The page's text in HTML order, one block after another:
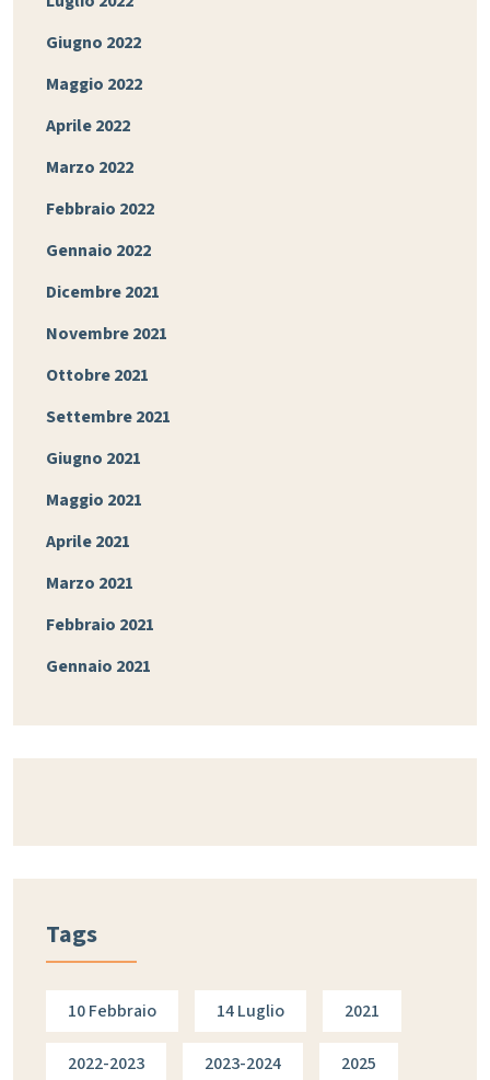
Giugno 2022
Maggio 2022
Aprile 2022
Marzo 2022
Febbraio 2022
Gennaio 2022
Dicembre 2021
Novembre 2021
Ottobre 2021
Settembre 2021
Giugno 2021
Maggio 2021
Aprile 2021
Marzo 2021
Febbraio 2021
Gennaio 2021
Tags
10 Febbraio 14 Luglio 2021
2022-2023 2023-2024 2025